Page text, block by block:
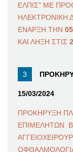
ΕΛΠΙΣ" ΜΕ
ΗΛΕΚΤΡΟΝΙΚΗ
ΕΝΑΡΞΗ ΤΗΝ
ΚΑΙ ΛΗΞΗ ΣΤΙΣ
15/03/2024
ΠΡΟΚΗΡΥΞΗ
ΕΠΙΜΕΛΗΤΩΝ Β'